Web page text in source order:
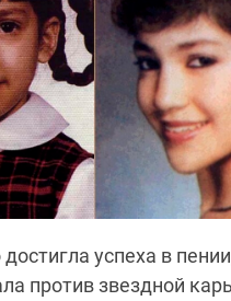
успеха в
против звездной